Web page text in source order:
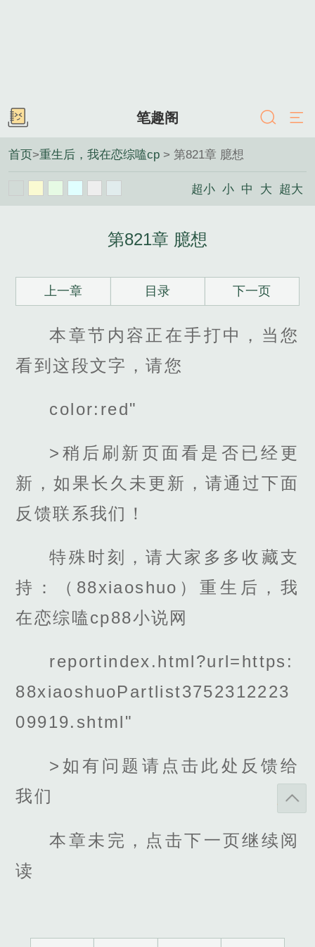
笔趣阁
首页>重生后，我在恋综嗑cp > 第821章 臆想
超小 小 中 大 超大
第821章 臆想
上一章 目录 下一页
本章节内容正在手打中，当您
看到这段文字，请您
color:red"
>稍后刷新页面看是否已经更
新，如果长久未更新，请通过下面
反馈联系我们！
特殊时刻，请大家多多收藏支
持：（88xiaoshuo）重生后，我
在恋综嗑cp88小说网
reportindex.html?url=https:
88xiaoshuoPartlist3752312223
09919.shtml"
>如有问题请点击此处反馈给
我们
本章未完，点击下一页继续阅
读